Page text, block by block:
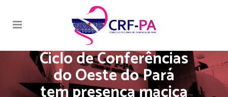
Ciclo de Conferências
do Oeste do Pará